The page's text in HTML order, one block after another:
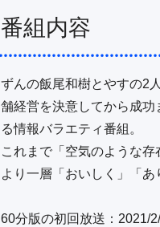
番組内容
ずんの飯尾和樹とやすの2
舗経営を決意してから成
る情報バラエティ番組。
これまで「空気のような
より一層「おいしく」「あ
60分版の初回放送：2021/